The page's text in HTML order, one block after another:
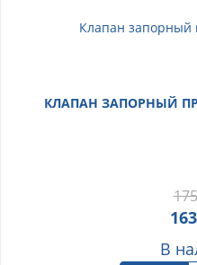
КЛАПАН ЗАПОРНЫЙ
В